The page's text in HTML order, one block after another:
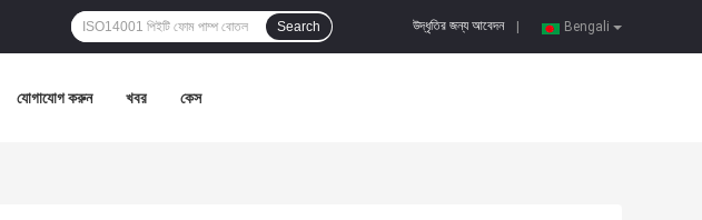
Bengali
উদ্ধৃতির জন্য আবেদন
Search
যোগাযোগ করুন খবর কেস